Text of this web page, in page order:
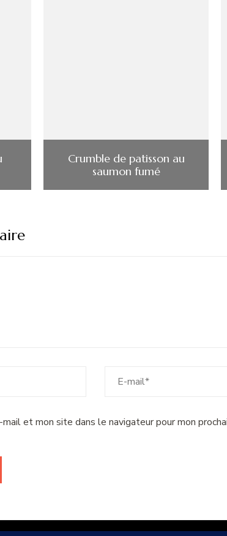
Crumble de patisson au
saumon fumé
et mon site dans le navigateur pour mon